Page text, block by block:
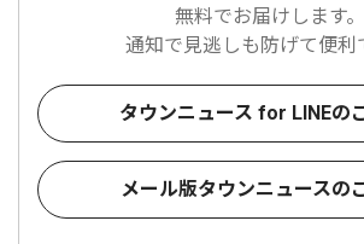
無料でお届けします。
通知で見逃しも防げて便利
タウンニュース for LINEの
メール版タウンニュースの